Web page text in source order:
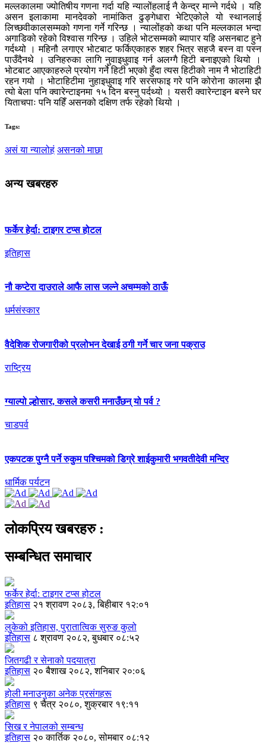
मल्लकालमा ज्योतिषीय गणना गर्दा यहि न्यालोंहलाई नै केन्द्र मान्ने गर्दथे । यहि
असन इलाकामा मानदेवको नामांकित ढुङ्गेधारा भेटिएकोले यो स्थानलाई
लिच्छवीकालसम्मको गणना गर्ने गरिन्छ । न्यालोंहको कथा पनि मल्लकाल भन्दा
अगाडिको रहेको विश्वास गरिन्छ । उहिले भोटसम्मको ब्यापार यहि असनबाट हुने
गर्दथ्यो । महिनौ लगाएर भोटबाट फर्किएकाहरु शहर भित्र सहजै बस्न वा पस्न
पाउँदैनथे । उनिहरुका लागि नुवाइधुवाइ गर्न अलग्गै हिटी बनाइएको थियो ।
भोटबाट आएकाहरुले प्रयोग गर्ने हिटी भएको हुँदा त्यस हिटीको नाम नै भोटाहिटी
रहन गयो । भोटाहिटीमा नुहाइधुवाइ गरि सरसफाइ गरे पनि कोरोना कालमा झै
त्यो बेला पनि क्वारेन्टाइनमा १५ दिन बस्नु पर्दथ्यो । यसरी क्वारेन्टाइन बस्ने घर
यिताचपाः पनि यहिँ असनको दक्षिण तर्फ रहेको थियो ।
Tags:
असं या न्यालोहं असनको माछा
अन्य खबरहरु
फर्केर हेर्दा: टाइगर टप्स होटल
इतिहास
नौ कप्टेरा दाउराले आफै लास जल्ने अचम्मको ठाऊँ
धर्मसंस्कार
वैदेशिक रोजगारीको प्रलोभन देखाई ठगी गर्ने चार जना पक्राउ
राष्ट्रिय
ग्याल्पो ल्होसार, कसले कसरी मनाउँछन् यो पर्व ?
चाडपर्व
एकपटक पुग्‍नै पर्ने रुकुम पश्चिमको डिग्रे शाईकुमारी भगवतीदेवी मन्दिर
धार्मिक पर्यटन
लोकप्रिय खबरहरु :
सम्बन्धित समाचार
फर्केर हेर्दा: टाइगर टप्स होटल
इतिहास २१ श्रावण २०८३, बिहीबार १२:०१
लुकेको इतिहास, पुरातात्विक सुरुङ कुलो
इतिहास ८ श्रावण २०८२, बुधबार ०८:५२
जितगढी र सेनाको पदयात्रा
इतिहास २० बैशाख २०८२, शनिबार २०:०६
होली मनाउनुका अनेक प्रसंगहरू
इतिहास ९ चैत्र २०८०, शुक्रबार १९:११
सिख र नेपालको सम्बन्ध
इतिहास २० कार्तिक २०८०, सोमबार ०८:१२